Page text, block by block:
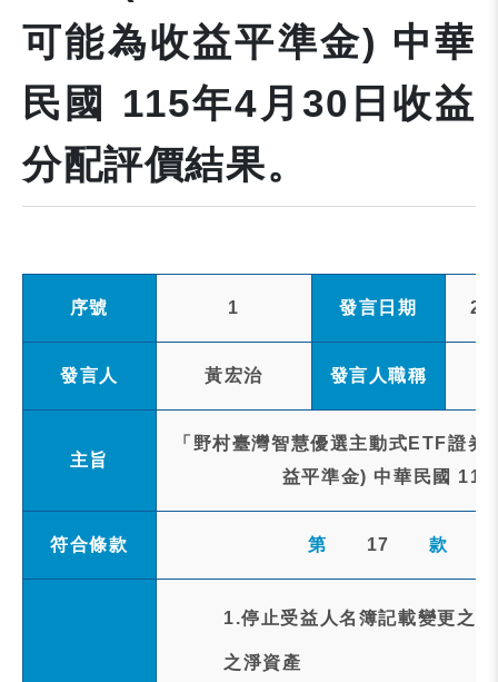
可能為收益平準金) 中華
民國 115年4月30日收益
分配評價結果。
序號 1 發言日期
發言人 黃宏治 發言人職稱
主旨
「野村臺灣智慧優選主動式ETF證
益平準金) 中華民國
符合條款 第 17 款
1.停止受益人名簿記載變更之
之淨資產